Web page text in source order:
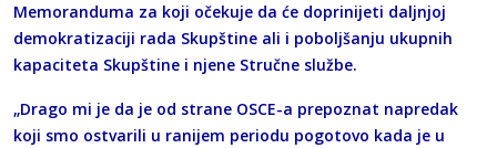
Memoranduma za koji očekuje da će doprinijeti daljnjoj
demokratizaciji rada Skupštine ali i poboljšanju ukupnih
kapaciteta Skupštine i njene Stručne službe.
„Drago mi je da je od strane OSCE-a prepoznat napredak
koji smo ostvarili u ranijem periodu pogotovo kada je u